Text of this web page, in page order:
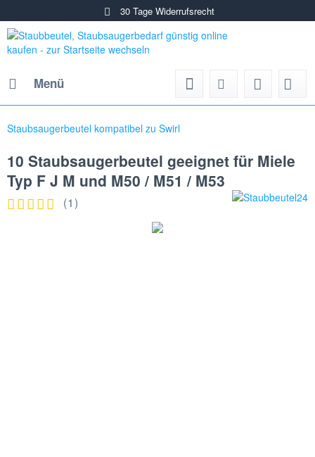
30 Tage Widerrufsrecht
Menü
Staubsaugerbeutel kompatibel zu Swirl
10 Staubsaugerbeutel geeignet für Miele
Typ F J M und M50 / M51 / M53
(1)